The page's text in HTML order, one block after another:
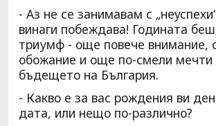
- Аз не се занимавам с
винаги побеждава! Годината
триумф - още повече внимание,
обожание и още по-смели мечти
бъдещето на България.
- Какво е за вас рождения ви
дата, или нещо по-различно?